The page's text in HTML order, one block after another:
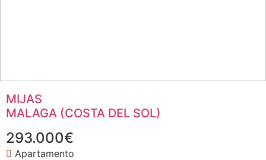
MIJAS
MALAGA (COSTA DEL SOL)
293.000€
Apartamento